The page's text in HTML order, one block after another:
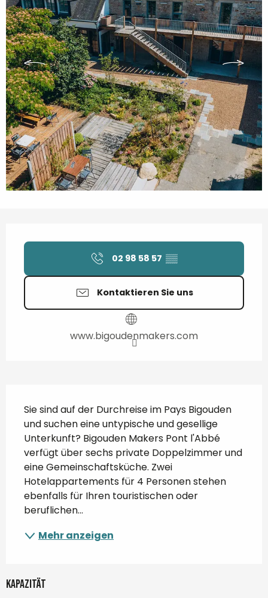
Öffnungszeiten & Kontaktdaten
02 98 58 57 ▒▒
Kontaktieren Sie uns
www.bigoudenmakers.com
Sie sind auf der Durchreise im Pays Bigouden
und suchen eine untypische und gesellige
Unterkunft? Bigouden Makers Pont l'Abbé
verfügt über sechs private Doppelzimmer und
eine Gemeinschaftsküche. Zwei
Hotelappartements für 4 Personen stehen
ebenfalls für Ihren touristischen oder
beruflichen...
Mehr anzeigen
Kapazität